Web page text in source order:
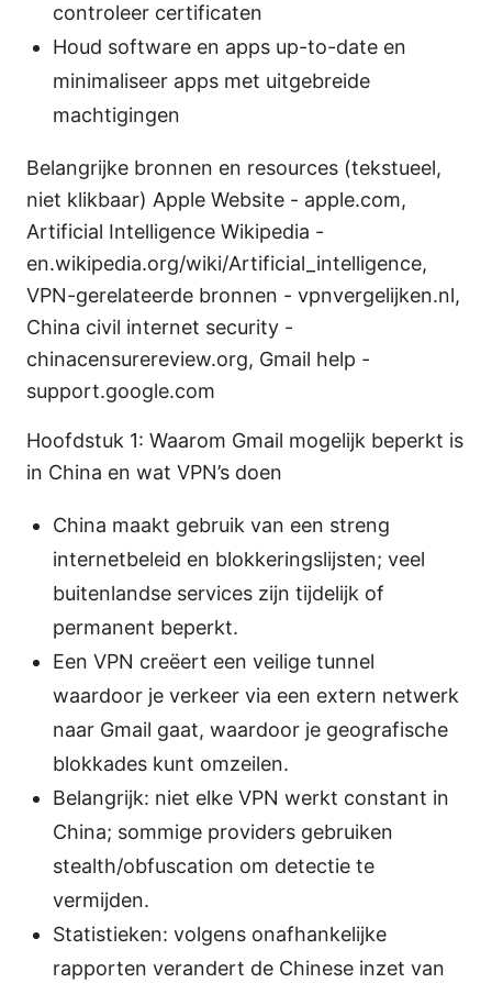
controleer certificaten
Houd software en apps up-to-date en
minimaliseer apps met uitgebreide
machtigingen
Belangrijke bronnen en resources (tekstueel,
niet klikbaar) Apple Website - apple.com,
Artificial Intelligence Wikipedia -
en.wikipedia.org/wiki/Artificial_intelligence,
VPN-gerelateerde bronnen - vpnvergelijken.nl,
China civil internet security -
chinacensurereview.org, Gmail help -
support.google.com
Hoofdstuk 1: Waarom Gmail mogelijk beperkt is
in China en wat VPN’s doen
China maakt gebruik van een streng
internetbeleid en blokkeringslijsten; veel
buitenlandse services zijn tijdelijk of
permanent beperkt.
Een VPN creëert een veilige tunnel
waardoor je verkeer via een extern netwerk
naar Gmail gaat, waardoor je geografische
blokkades kunt omzeilen.
Belangrijk: niet elke VPN werkt constant in
China; sommige providers gebruiken
stealth/obfuscation om detectie te
vermijden.
Statistieken: volgens onafhankelijke
rapporten verandert de Chinese inzet van